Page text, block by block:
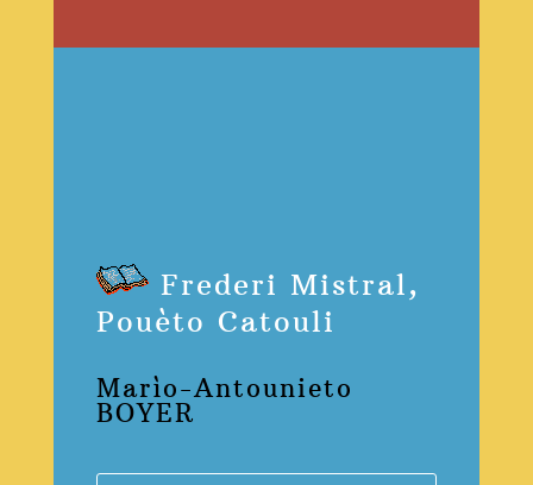
Frederi Mistral,
Pouèto Catouli
Marìo-Antounieto
BOYER